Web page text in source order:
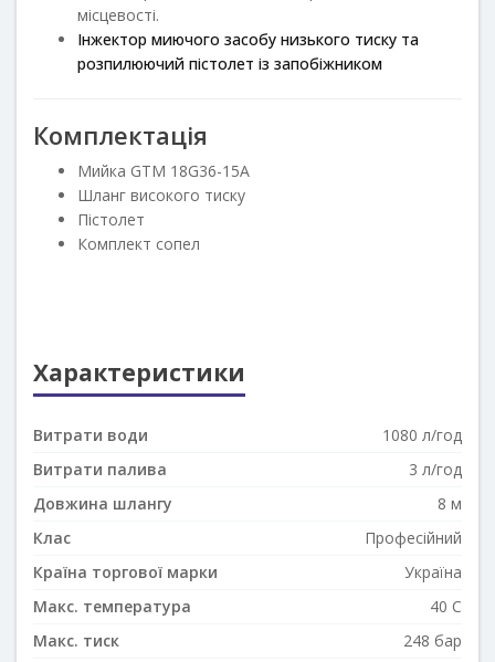
місцевості.
Інжектор миючого засобу низького тиску та
розпилюючий пістолет із запобіжником
Комплектація
Мийка GTM 18G36-15A
Шланг високого тиску
Пістолет
Комплект сопел
Характеристики
Витрати води
1080 л/год
Витрати палива
3 л/год
Довжина шлангу
8 м
Клас
Професійний
Країна торгової марки
Україна
Макс. температура
40 C
Макс. тиск
248 бар